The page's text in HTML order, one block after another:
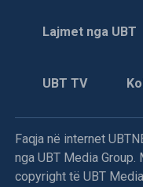
Lajmet nga UBT
UBT TV
Faqja në internet
nga UBT Media
copyright të UBT